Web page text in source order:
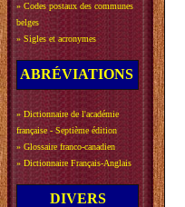
» Codes postaux des communes
belges
» Sigles et acronymes
ABRÉVIATIONS
» Dictionnaire de l'académie
française - Septième édition
» Glossaire franco-canadien
» Dictionnaire Français-Anglais
DIVERS